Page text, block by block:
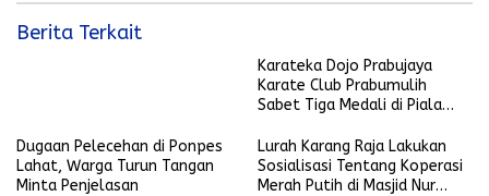
Berita Terkait
Karateka Dojo Prabujaya
Karate Club Prabumulih
Sabet Tiga Medali di Piala
Tambah Emas di Lampung
Dugaan Pelecehan di Ponpes
Lahat, Warga Turun Tangan
Minta Penjelasan
Lurah Karang Raja Lakukan
Sosialisasi Tentang Koperasi
Merah Putih di Masjid Nur